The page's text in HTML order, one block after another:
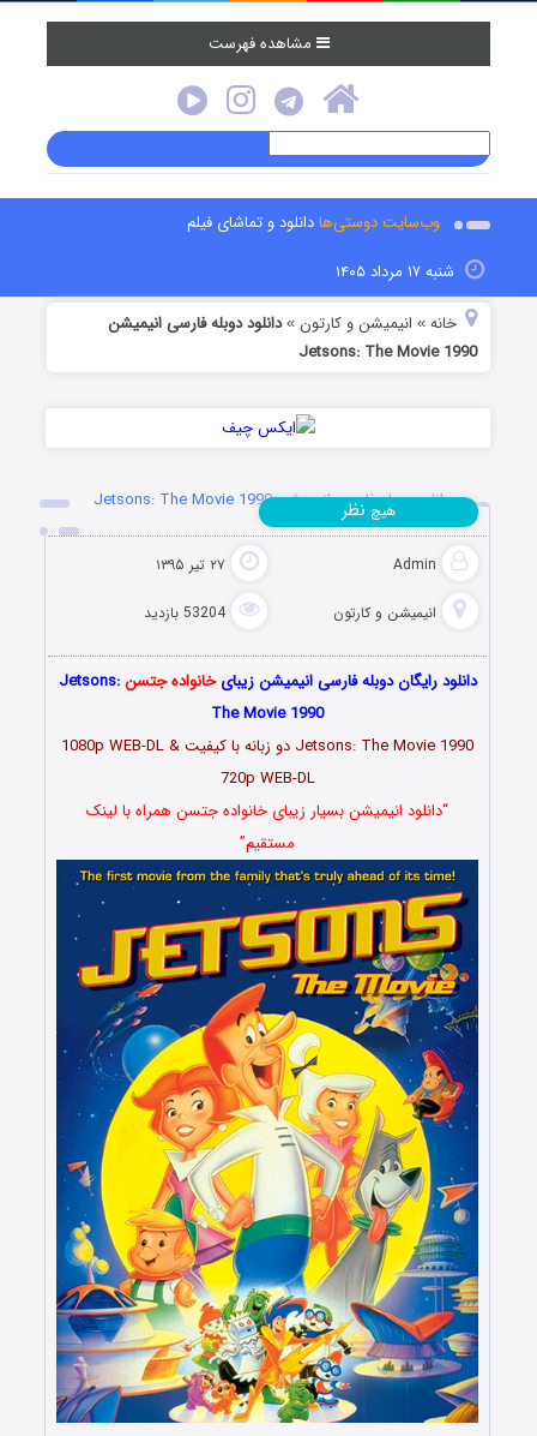
مشاهده فهرست
وب‌سایت دوستی‌هادانلود و تماشای فیلم
شنبه ۱۷ مرداد ۱۴۰۵
خانه » انیمیشن و کارتون »دانلود دوبله فارسی انیمیشن
Jetsons: The Movie 1990
دانلود دوبله فارسی انیمیشن Jetsons: The Movie 1990
Admin ۲۷ تیر ۱۳۹۵
انیمیشن و کارتون 53204 بازدید
هیچ نظر
دانلود رایگان دوبله فارسی انیمیشن زیبایخانواده جتسن Jetsons:
The Movie 1990
Jetsons: The Movie 1990 دو زبانه با کیفیت 1080p WEB-DL &
720p WEB-DL
“دانلود انیمیشن بسیار زیبای خانواده جتسن همراه با لینک
مستقیم”